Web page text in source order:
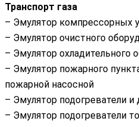
Транспорт газа
– Эмулятор компрессорных
– Эмулятор очистного
– Эмулятор охладительного
– Эмулятор пожарного
пожарной насосной
– Эмулятор подогреватели и
– Эмулятор подогреватели